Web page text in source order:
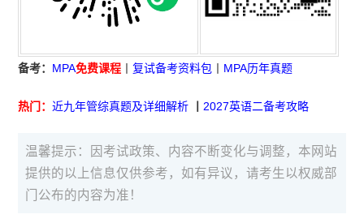
备考： MPA免费课程 丨复试备考资料包 MPA历年真题
热门：近九年管综真题及详细解析 2027英语二备考攻略
温馨提示：因考试政策、内容不断变化与调整，本网站
提供的以上信息仅供参考，如有异议，请考生以权威部
门公布的内容为准！